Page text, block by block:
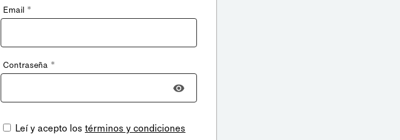
Email *
Contraseña *
Leí y acepto los términos y condiciones